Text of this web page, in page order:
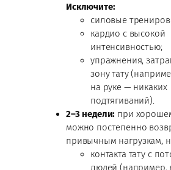
Исключите:
силовые
кардио с высокой
интенсивностью;
упражнения,
зону тату
на руке — никаких
подтягиваний).
2–3 недели: при
можно постепенно
привычным нагрузкам,
контакта тату с
людей (например,